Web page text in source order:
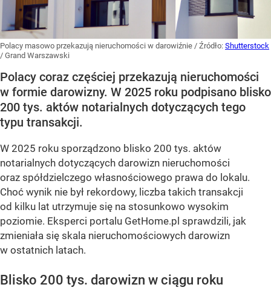
Polacy masowo przekazują nieruchomości w darowiźnie / Źródło: Shutterstock
/ Grand Warszawski
Polacy coraz częściej przekazują nieruchomości
w formie darowizny. W 2025 roku podpisano blisko
200 tys. aktów notarialnych dotyczących tego
typu transakcji.
W 2025 roku sporządzono blisko 200 tys. aktów
notarialnych dotyczących darowizn nieruchomości
oraz spółdzielczego własnościowego prawa do lokalu.
Choć wynik nie był rekordowy, liczba takich transakcji
od kilku lat utrzymuje się na stosunkowo wysokim
poziomie. Eksperci portalu GetHome.pl sprawdzili, jak
zmieniała się skala nieruchomościowych darowizn
w ostatnich latach.
Blisko 200 tys. darowizn w ciągu roku